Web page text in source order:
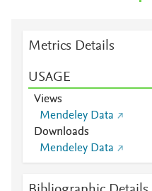
Metrics Details
USAGE
Views
Mendeley Data
Downloads
Mendeley Data